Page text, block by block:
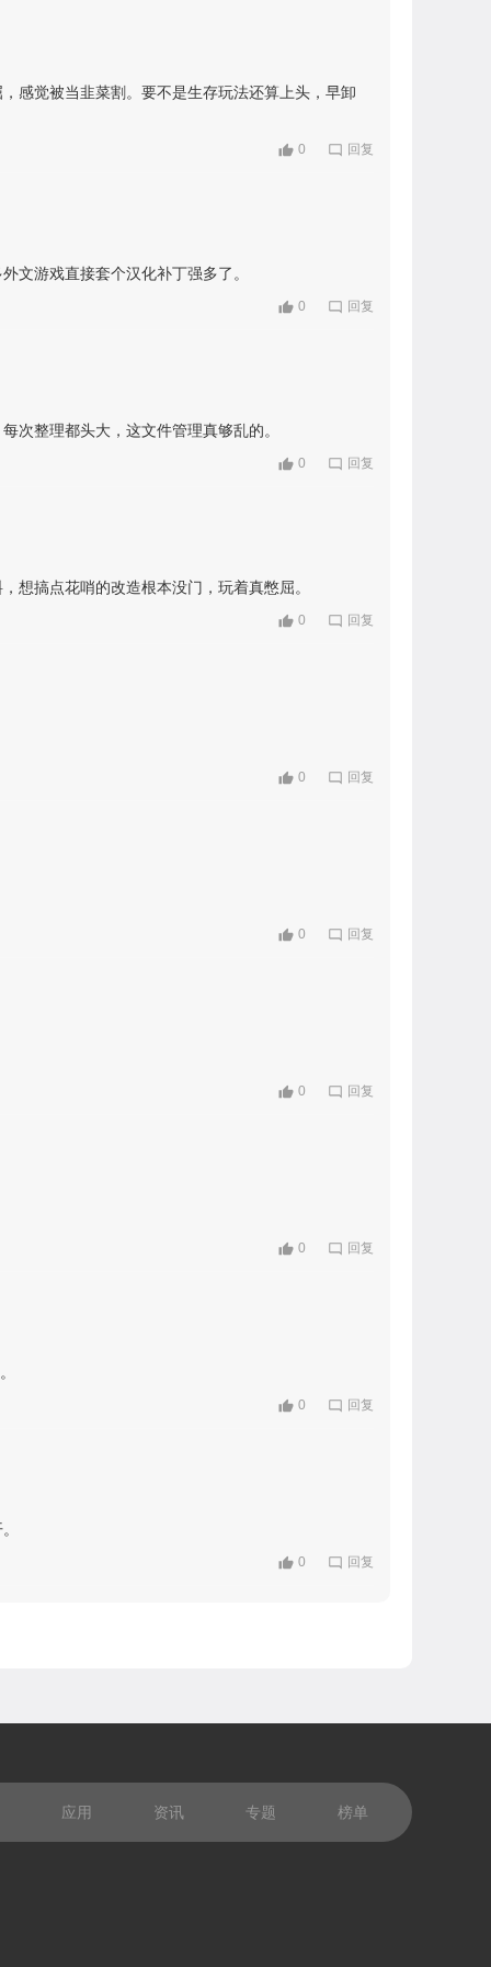
感觉被当韭菜割。要不是生存玩法还算上头，早卸
0 回复
文游戏直接套个汉化补丁强多了。
0 回复
次整理都头大，这文件管理真够乱的。
0 回复
想搞点花哨的改造根本没门，玩着真憋屈。
0 回复
0 回复
0 回复
0 回复
0 回复
0 回复
0 回复
应用 资讯 专题 榜单